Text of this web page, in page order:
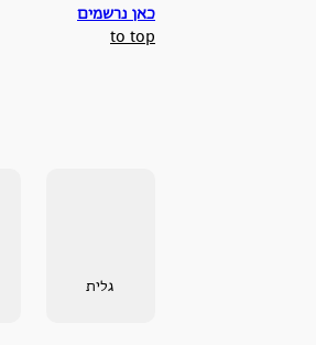
כאן נרשמים
to top
גלית